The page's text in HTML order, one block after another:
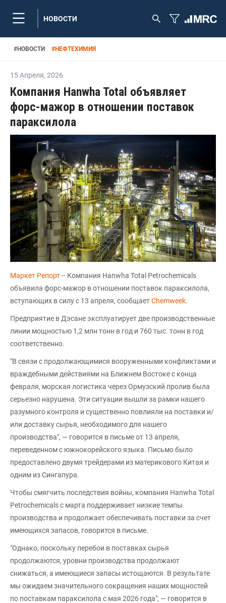
НОВОСТИ
#НОВОСТИ #НЕФТЕХИМИЯ
15 Апреля, 2026
Компания Hanwha Total объявляет
форс-мажор в отношении поставок
параксилола
Маркет Репорт-- Компания Hanwha Total Petrochemicals
объявила форс-мажор в отношении поставок параксилола,
вступающих в силу с 13 апреля, сообщаетChemweek.
Предприятие в Дэсане эксплуатирует две производственные
линии мощностью 1,2 млн тонн в год и 760 тыс. тонн в год
соответственно.
"В связи с продолжающимися вооруженными конфликтами и
враждебными действиями на Ближнем Востоке с конца
февраля, морская логистика через Ормузский пролив была
серьезно нарушена. Эти ситуации вышли за рамки нашего
разумного контроля и существенно повлияли на поставки и/
или доставку сырья, необходимого для нашего
производства", — говорится в письме от 13 апреля,
переведенном с южнокорейского языка. Письмо было
предоставлено двумя трейдерами из материкового Китая и
одним из Сингапура.
Чтобы смягчить последствия войны, компания Hanwha Total
Petrochemicals с марта поддерживает низкие темпы
производства и продолжает обеспечивать поставки за счет
имеющихся запасов, говорится в письме.
"Однако, поскольку перебои в поставках сырья
продолжаются, уровни производства продолжают
снижаться, а имеющиеся запасы истощаются. В результате
мы ожидаем значительного сокращения наших мощностей
по поставкам параксилола с мая 2026 года", — говорится в